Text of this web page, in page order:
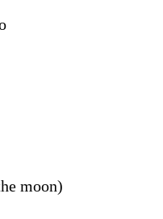
moon)